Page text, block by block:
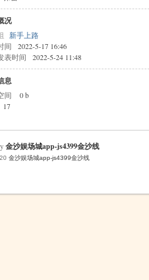
况
新手上路
间
2022-5-17 16:46
表时间
2022-5-24 11:48
息
间 0 b
17
金沙娱场城app-js4399金沙线
金沙娱场城app-js4399金沙线